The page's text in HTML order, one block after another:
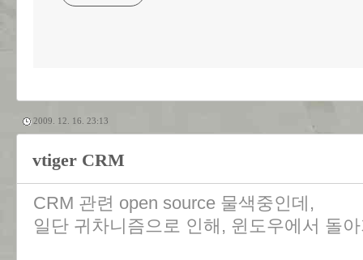
2009. 12. 16. 23:13
vtiger CRM
CRM 관련 open source 물색중인데,
일단 귀차니즘으로 인해, 윈도우에서 돌